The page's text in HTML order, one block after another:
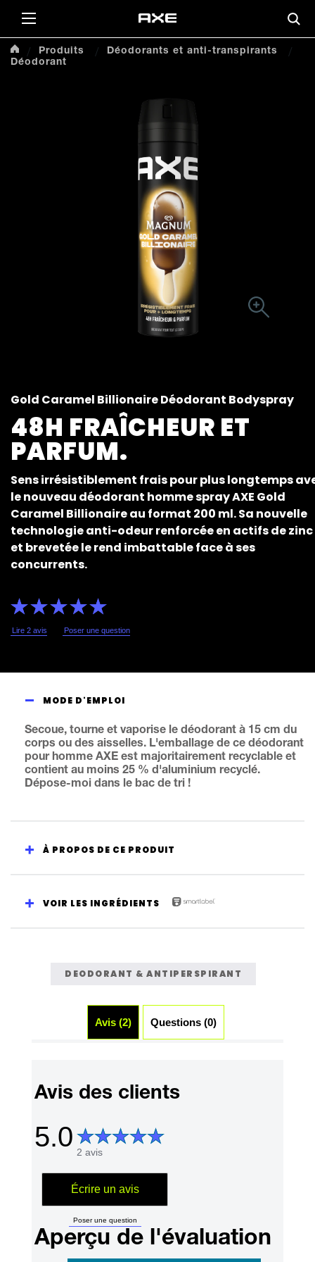
Produits
Déodorants et anti-transpirants
Déodorant
Gold Caramel Billionaire Déodorant Bodyspray
48H FRAÎCHEUR ET
PARFUM.
Sens irrésistiblement frais pour plus longtemps
le nouveau déodorant homme spray AXE Gold
Caramel Billionaire au format 200 ml. Sa nouvelle
technologie anti-odeur renforcée en actifs de zinc
et brevetée le rend imbattable face à ses
concurrents.
note
moyenne
ce
Déodorant
partir
notes.
Lire 2 avis Poser une question
MODE D'EMPLOI
Secoue, tourne et vaporise le déodorant à 15 cm du
corps ou des aisselles. L'emballage de ce déodorant
pour homme AXE est majoritairement recyclable et
contient au moins 25 % d'aluminium recyclé.
Dépose-moi dans le bac de tri !
À PROPOS DE CE PRODUIT
VOIR LES INGRÉDIENTS
DEODORANT & ANTIPERSPIRANT
Avis (2) Questions (0)
Avis des clients
5.0 2 avis
Aperçu de l'évaluation
Écrire un avis
Poser une question